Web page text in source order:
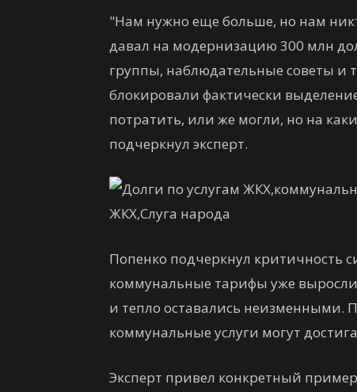
"Нам нужно еще больше, но нам
давал на модернизацию 300 млн
группы, наблюдательные советы и
блокировали фактически
потратить, или же могли, но на
подчеркнул эксперт.
Попенко подчеркнул критичность
коммунальные тарифы уже
и тепло оставались неизменными.
коммунальные услуги могут
Эксперт привел конкретный